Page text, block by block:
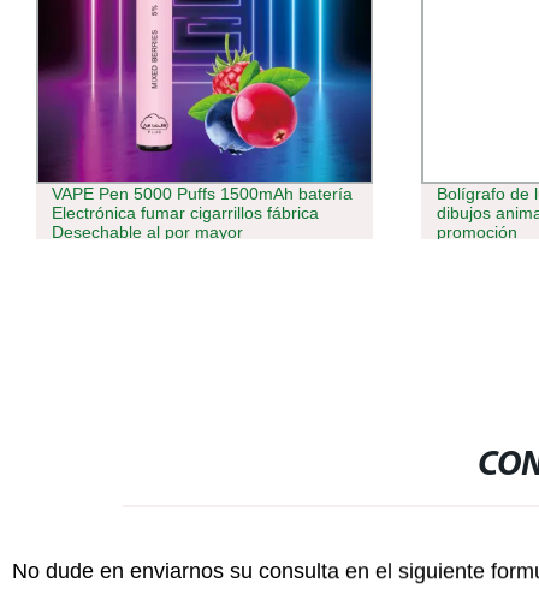
VAPE Pen 5000 Puffs 1500mAh batería
Electrónica fumar cigarrillos fábrica
Desechable al por mayor
Bolígrafo de
dibujos
promoción
No dude en enviarnos su consulta en el siguiente